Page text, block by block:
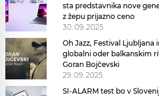
sta predstavnika nove
z žepu prijazno ceno
30. 09. 2025
Oh Jazz, Festival Ljubljana
globalni oder balkanskim
Goran Bojčevski
29. 09. 2025
SI-ALARM test bo v